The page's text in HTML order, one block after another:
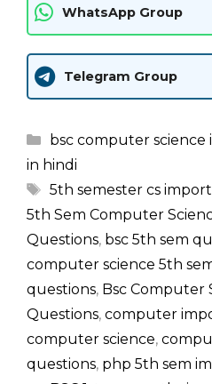
WhatsApp Group
Telegram Group
Categories
bsc computer
in hindi
Tags
5th semester cs
5th Sem Computer
Questions, bsc 5th sem
computer science 5th
questions, Bsc Computer
Questions, computer
computer science,
questions, php 5th sem